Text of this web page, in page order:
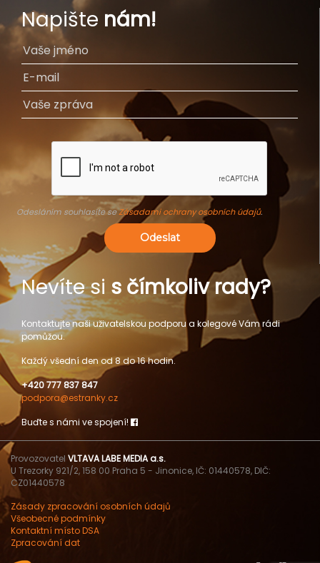
Napište nám!
Odesláním souhlasíte seZásadami ochrany osobních údajů.
Odeslat
Nevíte si s čímkoliv rady?
Kontaktujte naši uživatelskou podporu a kolegové Vám rádi
pomůžou.
Každý všední den od 8 do 16 hodin.
+420 777 837 847
podpora@estranky.cz
Buďte s námi ve spojení!
Provozovatel VLTAVA LABE MEDIA a.s.
U Trezorky 921/2, 158 00 Praha 5 - Jinonice, IČ: 01440578, DIČ:
CZ01440578
Zásady zpracování osobních údajů
Všeobecné podmínky
Kontaktní místo DSA
Zpracování dat